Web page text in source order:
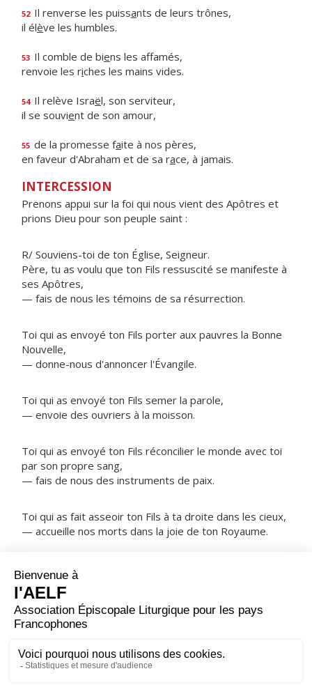
52 Il renverse les puissants de leurs trônes,
il élève les humbles.
53 Il comble de biens les affamés,
renvoie les riches les mains vides.
54 Il relève Israël, son serviteur,
il se souvient de son amour,
55 de la promesse faite à nos pères,
en faveur d'Abraham et de sa race, à jamais.
INTERCESSION
Prenons appui sur la foi qui nous vient des Apôtres et
prions Dieu pour son peuple saint :
R/ Souviens-toi de ton Église, Seigneur.
Père, tu as voulu que ton Fils ressuscité se manifeste à
ses Apôtres,
— fais de nous les témoins de sa résurrection.
Toi qui as envoyé ton Fils porter aux pauvres la Bonne
Nouvelle,
— donne-nous d'annoncer l'Évangile.
Toi qui as envoyé ton Fils semer la parole,
— envoie des ouvriers à la moisson.
Toi qui as envoyé ton Fils réconcilier le monde avec toi
par son propre sang,
— fais de nous des instruments de paix.
Toi qui as fait asseoir ton Fils à ta droite dans les cieux,
— accueille nos morts dans la joie de ton Royaume.
NOTRE PÈRE
ORAISON
Seigneur, maître du monde, nous te supplions
avoir évangélisé et guidé ton Église, ne cesse
d'intercéder pour nous.